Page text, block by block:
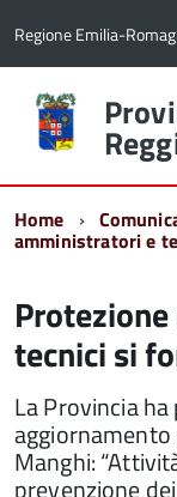
Regione Emilia-
Torna
alla
home
Home
amministratori e
tecnici si
La Provincia
aggiornamento
Manghi:
prevenzione